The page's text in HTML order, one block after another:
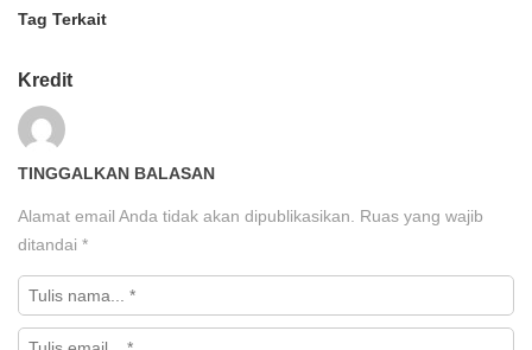
Tag Terkait
Kredit
TINGGALKAN BALASAN
Alamat email Anda tidak akan dipublikasikan.
Ruas yang wajib
ditandai *